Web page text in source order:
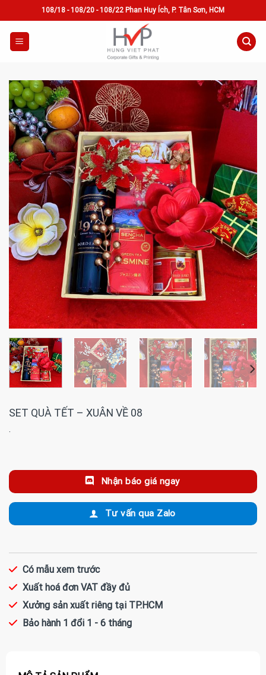
to
content
108/18 - 108/20 - 108/22 Phan Huy Ích, P. Tân Sơn, HCM
SET QUÀ TẾT – XUÂN VỀ 08
·
Nhận báo giá ngay
Tư vấn qua Zalo
Có mẫu xem trước
Xuất hoá đơn VAT đầy đủ
Xưởng sản xuất riêng tại TP.HCM
Bảo hành 1 đổi 1 - 6 tháng